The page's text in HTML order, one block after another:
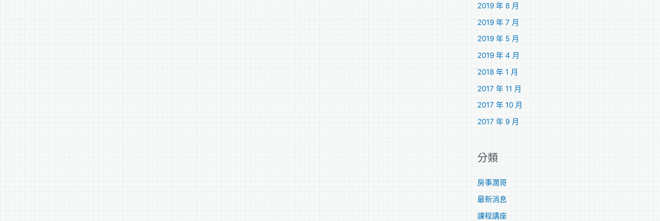
2019 年 8 月
2019 年 7 月
2019 年 5 月
2019 年 4 月
2018 年 1 月
2017 年 11 月
2017 年 10 月
2017 年 9 月
分類
房事濶哥
最新消息
課程講座